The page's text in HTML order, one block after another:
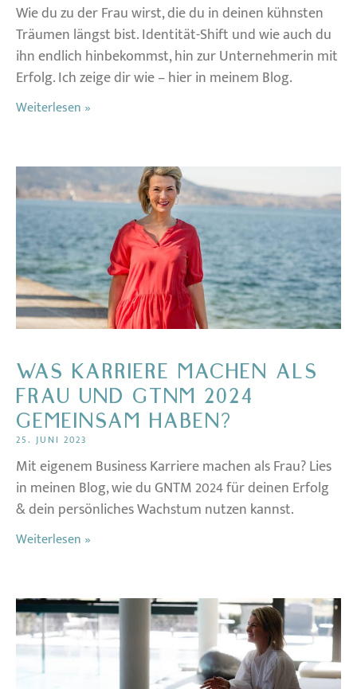
Wie du zu der Frau wirst, die du in deinen kühnsten
Träumen längst bist. Identität-Shift und wie auch du
ihn endlich hinbekommst, hin zur Unternehmerin mit
Erfolg. Ich zeige dir wie – hier in meinem Blog.
Weiterlesen »
WAS KARRIERE MACHEN ALS
FRAU UND GTNM 2024
GEMEINSAM HABEN?
25. JUNI 2023
Mit eigenem Business Karriere machen als Frau? Lies
in meinen Blog, wie du GNTM 2024 für deinen Erfolg
& dein persönliches Wachstum nutzen kannst.
Weiterlesen »